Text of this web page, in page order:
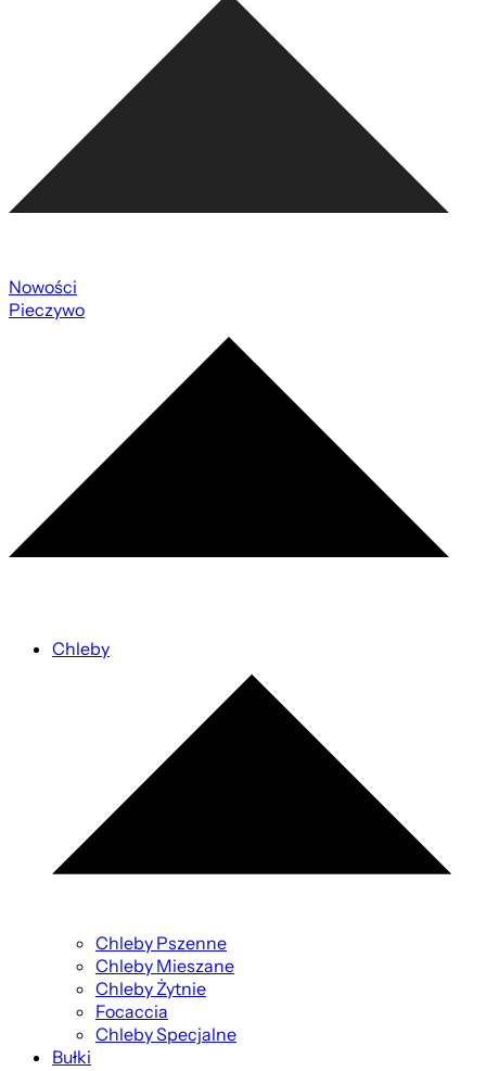
Nowości
Pieczywo
Chleby
Chleby Pszenne
Chleby Mieszane
Chleby Żytnie
Focaccia
Chleby Specjalne
Bułki